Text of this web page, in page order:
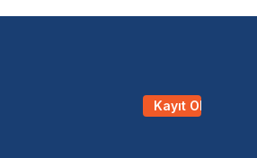
Kayıt Ol